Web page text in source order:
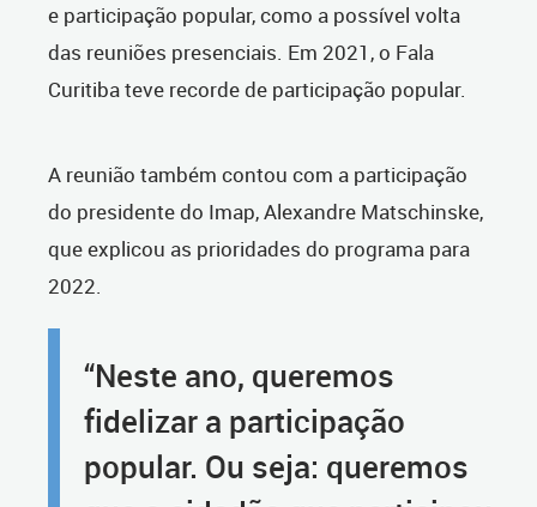
e participação popular, como a possível volta
das reuniões presenciais. Em 2021, o Fala
Curitiba teve recorde de participação popular.
A reunião também contou com a participação
do presidente do Imap, Alexandre Matschinske,
que explicou as prioridades do programa para
2022.
“Neste ano, queremos
fidelizar a participação
popular. Ou seja: queremos